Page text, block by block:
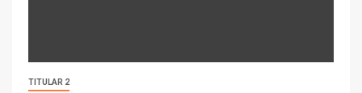
TITULAR 2